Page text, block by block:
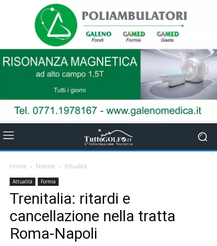
Home Notizie Attualità
Attualità Formia
Trenitalia: ritardi e
cancellazione nella tratta
Roma-Napoli